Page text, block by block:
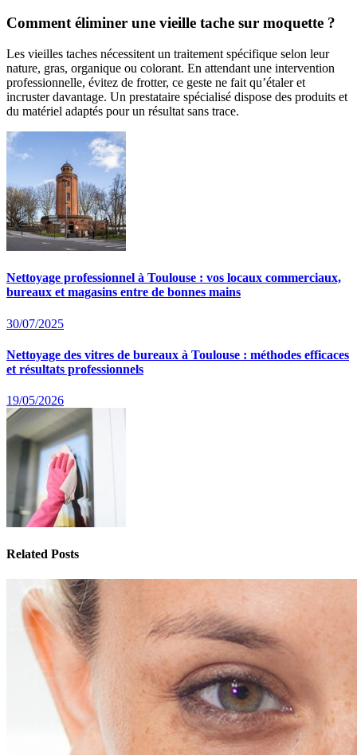
Comment éliminer une vieille tache sur moquette ?
Les vieilles taches nécessitent un traitement spécifique selon leur
nature, gras, organique ou colorant. En attendant une intervention
professionnelle, évitez de frotter, ce geste ne fait qu’étaler et
incruster davantage. Un prestataire spécialisé dispose des produits et
du matériel adaptés pour un résultat sans trace.
Nettoyage professionnel à Toulouse : vos locaux commerciaux,
bureaux et magasins entre de bonnes mains
30/07/2025
Nettoyage des vitres de bureaux à Toulouse : méthodes efficaces
et résultats professionnels
19/05/2026
Related Posts